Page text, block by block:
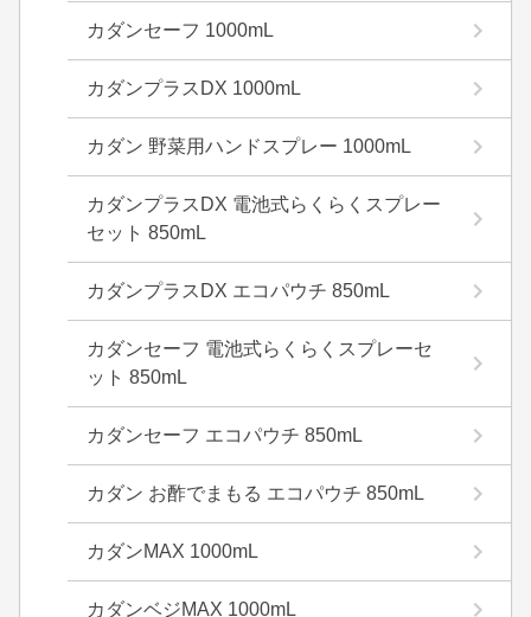
カダンセーフ 1000mL
カダンプラスDX 1000mL
カダン 野菜用ハンドスプレー 1000mL
カダンプラスDX 電池式らくらくスプレー
セット 850mL
カダンプラスDX エコパウチ 850mL
カダンセーフ 電池式らくらくスプレーセ
ット 850mL
カダンセーフ エコパウチ 850mL
カダン お酢でまもる エコパウチ 850mL
カダンMAX 1000mL
カダンベジMAX 1000mL